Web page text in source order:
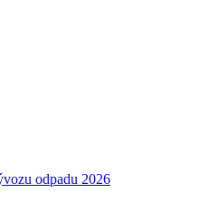
odpadu 2026